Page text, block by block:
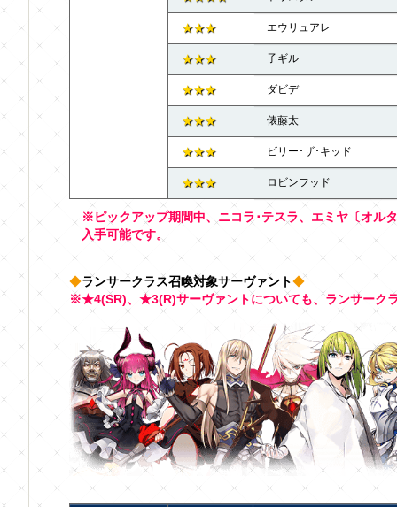
★★★ エウリュアレ
★★★ 子ギル
★★★ ダビデ
★★★ 俵藤太
★★★ ビリー･ザ･キッド
★★★ ロビンフッド
※ピックアップ期間中、ニコラ･テスラ、エミヤ〔オル
入手可能です。
◆ランサークラス召喚対象サーヴァント◆
※★4(SR)、★3(R)サーヴァントについても、ランサーク